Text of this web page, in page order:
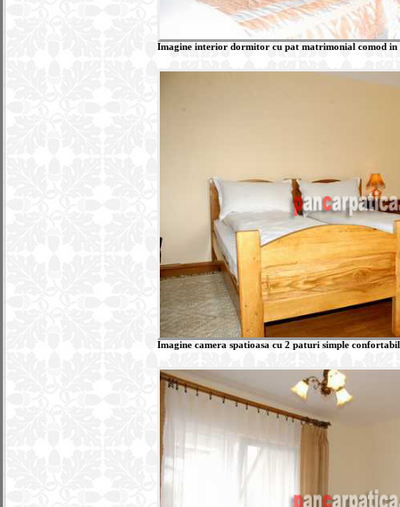
Imagine interior dormitor cu pat matrimonial comod in
Imagine camera spatioasa cu 2 paturi simple